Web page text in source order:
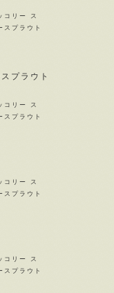
コリー ス
スプラウト
プラウト
コリー ス
スプラウト
コリー ス
スプラウト
コリー ス
スプラウト